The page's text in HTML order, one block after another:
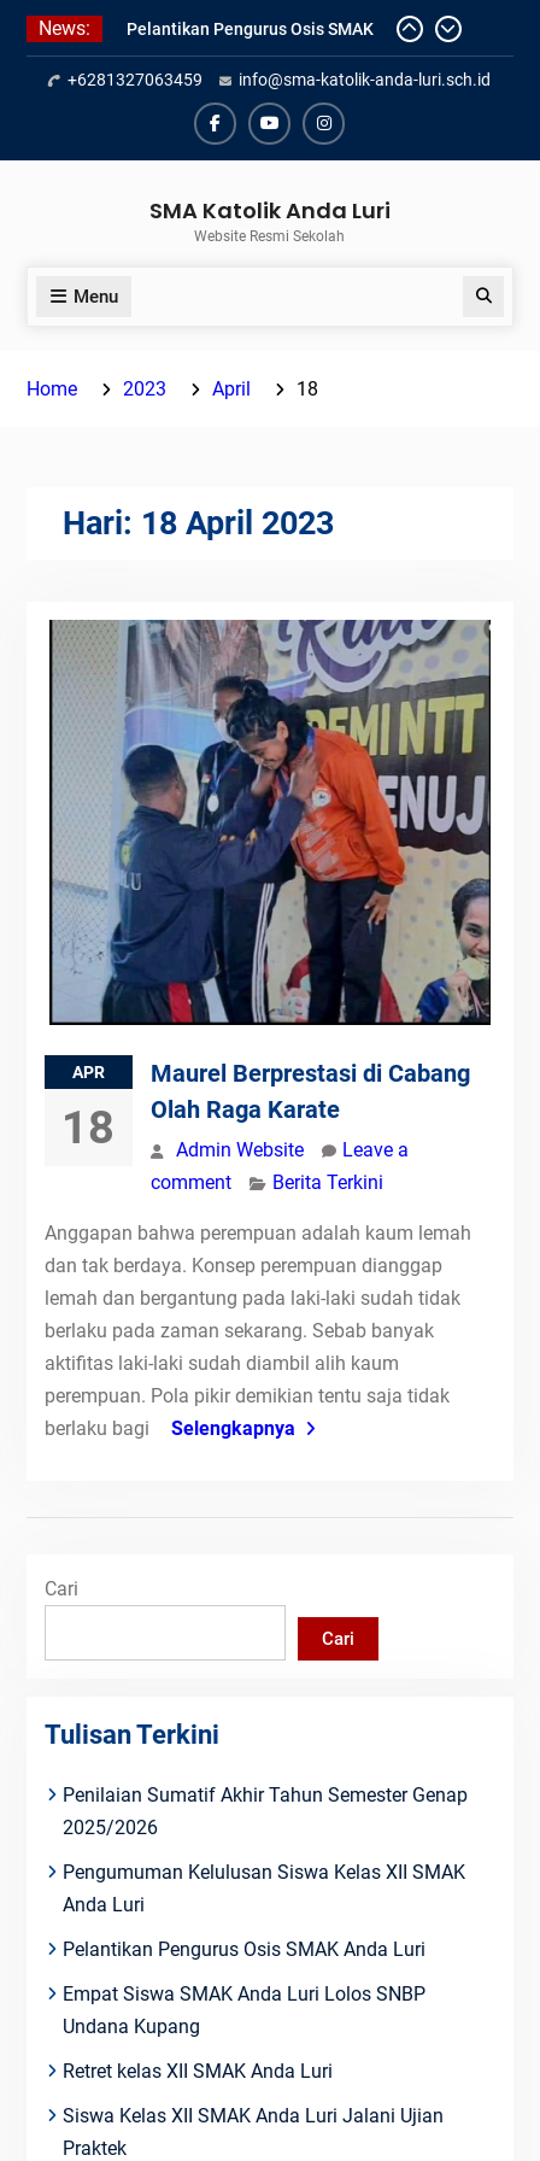
Skip
content
News:
Pelantikan Pengurus Osis SMAK
Anda Luri
Penilaian Sumatif Akhir Tahun
Semester Genap 2025/2026
Pengumuman Kelulusan Siswa
+6281327063459 info@sma-katolik-anda-luri.sch.id
FacebookYoutubeInstagram
SMA Katolik Anda Luri
Website Resmi Sekolah
Menu Search
Home 2023 April 18
Hari: 18 April 2023
APR
18
Maurel Berprestasi di Cabang
Olah Raga Karate
Admin Website
Leave a
comment
Berita Terkini
Anggapan bahwa perempuan adalah kaum lemah
dan tak berdaya. Konsep perempuan dianggap
lemah dan bergantung pada laki-laki sudah tidak
berlaku pada zaman sekarang. Sebab banyak
aktifitas laki-laki sudah diambil alih kaum
perempuan. Pola pikir demikian tentu saja tidak
berlaku bagi
Selengkapnya
Cari
Cari
Tulisan Terkini
Penilaian Sumatif Akhir Tahun Semester Genap
2025/2026
Pengumuman Kelulusan Siswa Kelas XII SMAK
Anda Luri
Pelantikan Pengurus Osis SMAK Anda Luri
Empat Siswa SMAK Anda Luri Lolos SNBP
Undana Kupang
Retret kelas XII SMAK Anda Luri
Siswa Kelas XII SMAK Anda Luri Jalani Ujian
Praktek